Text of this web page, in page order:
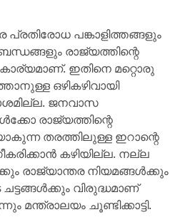
പങ്കാളിത്തങ്ങളും
രാജ്യത്തിന്റെ
കാര്യമാണ്. ഇതിനെ മറ്റൊരു
ഒഴികഴിവായി
ജനവാസ
രാജ്യത്തിന്റെ
തരത്തിലുള്ള ഇറാന്റെ
കഴിയില്ല. നല്ല
രാജ്യാന്തര നിയമങ്ങൾക്കും
വിരുദ്ധമാണ്
മന്ത്രാലയം ചൂണ്ടിക്കാട്ടി.